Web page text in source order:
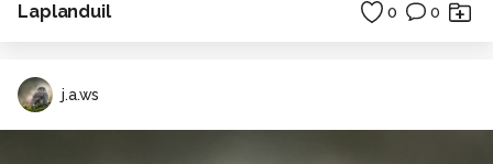
Laplanduil 0 0
j.a.ws